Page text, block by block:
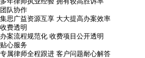
团队协作
集思广益资源互享 大大提高办案效率
收费透明
办案流程规范化 收费项目公开透明
贴心服务
专属律师全程跟进 客户问题耐心解答